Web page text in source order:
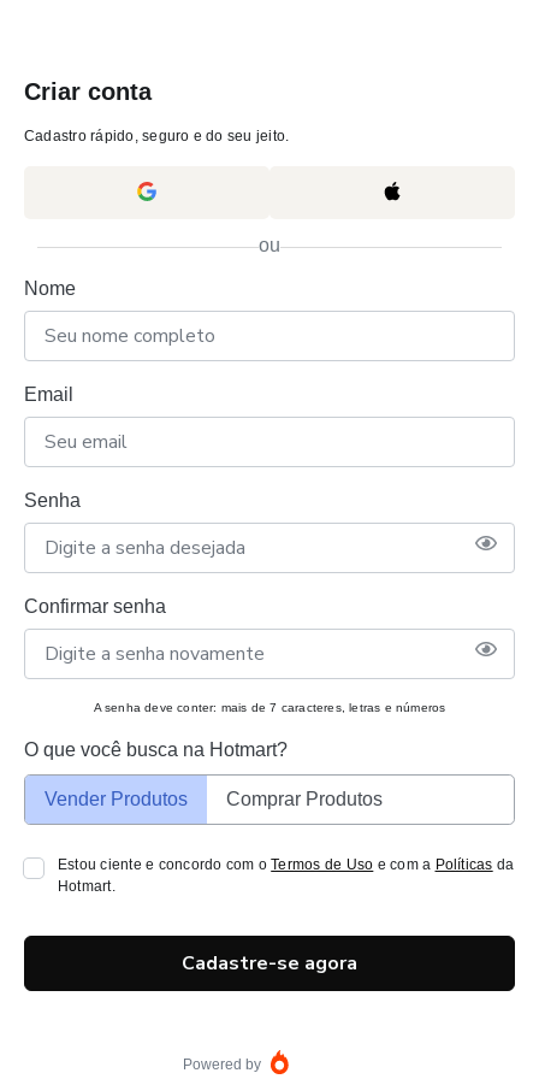
Criar conta
Cadastro rápido, seguro e do seu jeito.
ou
Nome
Email
Senha
Confirmar senha
A senha deve conter: mais de 7 caracteres, letras e números
O que você busca na Hotmart?
Vender Produtos Comprar Produtos
Estou ciente e concordo com oTermos de Uso e com a Políticas da
Hotmart.
Cadastre-se agora
Powered by